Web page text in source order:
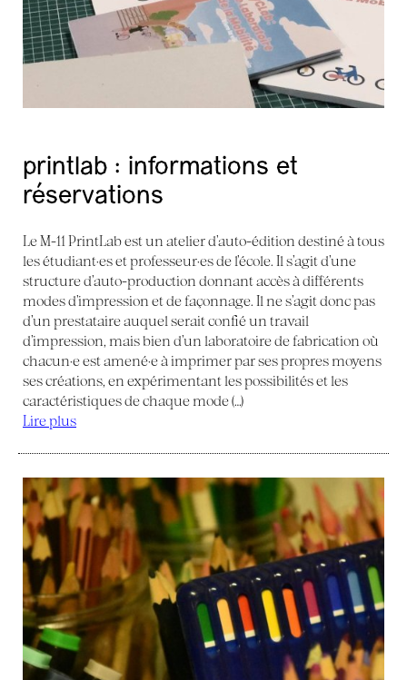
printlab : informations et
réservations
Le M-11 PrintLab est un atelier d’auto-édition destiné à tous
les étudiant·es et professeur·es de l’école. Il s’agit d’une
structure d’auto-production donnant accès à différents
modes d’impression et de façonnage. Il ne s’agit donc pas
d’un prestataire auquel serait confié un travail
d’impression, mais bien d’un laboratoire de fabrication où
chacun·e est amené·e à imprimer par ses propres moyens
ses créations, en expérimentant les possibilités et les
caractéristiques de chaque mode (…)
Lire plus